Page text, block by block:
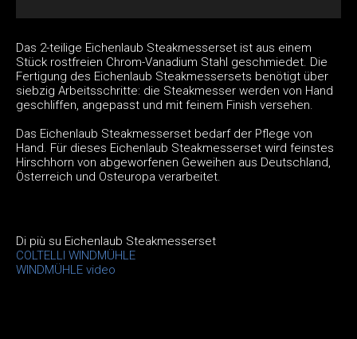
Das 2-teilige Eichenlaub Steakmesserset ist aus einem
Stück rostfreien Chrom-Vanadium Stahl geschmiedet. Die
Fertigung des Eichenlaub Steakmessersets benötigt über
siebzig Arbeitsschritte: die Steakmesser werden von Hand
geschliffen, angepasst und mit feinem Finish versehen.
Das Eichenlaub Steakmesserset bedarf der Pflege von
Hand. Für dieses Eichenlaub Steakmesserset wird feinstes
Hirschhorn von abgeworfenen Geweihen aus Deutschland,
Österreich und Osteuropa verarbeitet.
Di più su Eichenlaub Steakmesserset
COLTELLI WINDMÜHLE
WINDMÜHLE video